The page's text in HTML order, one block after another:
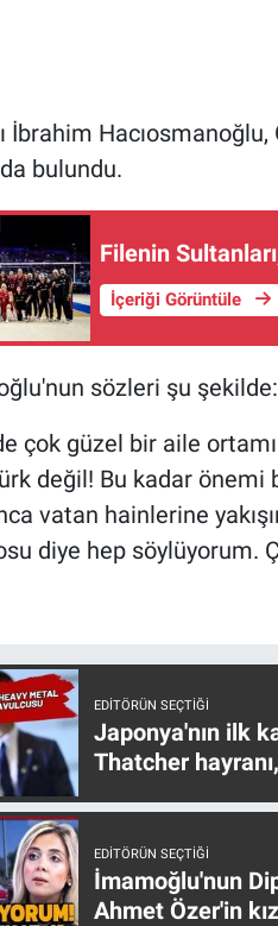
İbrahim
bulundu.
Filenin
İçeriği Görüntüle
sözleri şu şekilde:
çok güzel bir aile
değil! Bu kadar
vatan hainlerine
diye hep söylüyorum.
EDITÖRÜN SEÇTIĞI
Japonya'nın ilk
Thatcher
EDITÖRÜN SEÇTIĞI
İmamoğlu'nun
Ahmet Özer'in